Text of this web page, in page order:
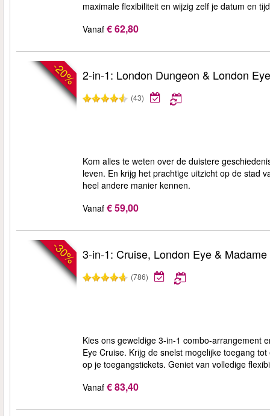
maximale flexibiliteit en wijzig zelf je datum en
Vanaf € 62,80
-20% 2-in-1: London Dungeon & London Eye
(43)
Kom alles te weten over de duistere
leven. En krijg het prachtige uitzicht op de stad
heel andere manier kennen.
Vanaf € 59,00
-30% 3-in-1: Cruise, London Eye & Madame
(786)
Kies ons geweldige 3-in-1 combo-arrangement
Eye Cruise. Krijg de snelst mogelijke toegang
op je toegangstickets. Geniet van volledige
Vanaf € 83,40